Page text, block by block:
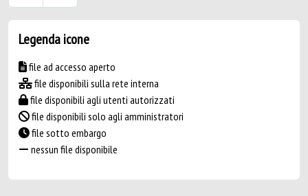
Legenda icone
file ad accesso aperto
file disponibili sulla rete interna
file disponibili agli utenti autorizzati
file disponibili solo agli amministratori
file sotto embargo
nessun file disponibile